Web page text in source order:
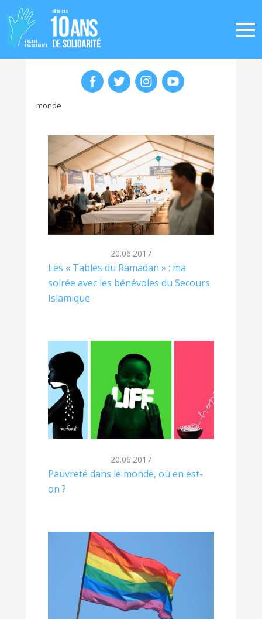
monde
20.06.2017
Les « Tables du Ramadan » : ma
soirée avec les bénévoles du Secours
Islamique
20.06.2017
Pauvreté dans le monde, où en est-
on ?